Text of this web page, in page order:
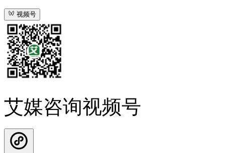
视频号
艾媒咨询视频号